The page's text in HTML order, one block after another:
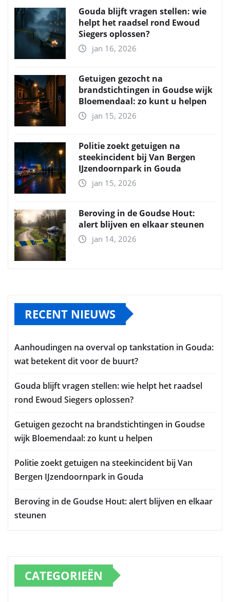
Gouda blijft vragen stellen: wie
helpt het raadsel rond Ewoud
Siegers oplossen?
jan 16, 2026
Getuigen gezocht na
brandstichtingen in Goudse wijk
Bloemendaal: zo kunt u helpen
jan 15, 2026
Politie zoekt getuigen na
steekincident bij Van Bergen
IJzendoornpark in Gouda
jan 15, 2026
Beroving in de Goudse Hout:
alert blijven en elkaar steunen
jan 14, 2026
RECENT NIEUWS
Aanhoudingen na overval op tankstation in Gouda:
wat betekent dit voor de buurt?
Gouda blijft vragen stellen: wie helpt het raadsel
rond Ewoud Siegers oplossen?
Getuigen gezocht na brandstichtingen in Goudse
wijk Bloemendaal: zo kunt u helpen
Politie zoekt getuigen na steekincident bij Van
Bergen IJzendoornpark in Gouda
Beroving in de Goudse Hout: alert blijven en elkaar
steunen
CATEGORIEËN